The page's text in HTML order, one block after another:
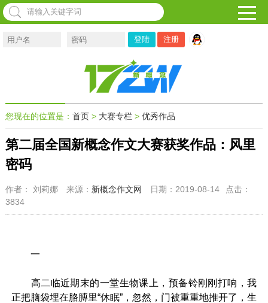
注册
您现在的位置是： 首页> 大赛专栏> 优秀作品
第二届全国新概念作文大赛获奖作品：风里
密码
作者： 刘莉娜 来源： 新概念作文网 日期：2019-08-14
点击：
3834
一
高二临近期末的一堂生物课上，预备铃刚刚打响，我
正把脑袋埋在胳膊里“休眠”，忽然，门被重重地推开了，生